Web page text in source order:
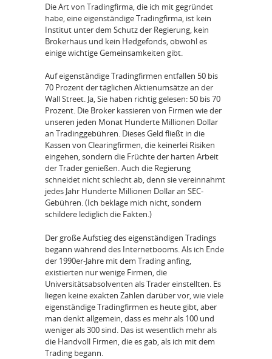
Die Art von Tradingfirma, die ich mit gegründet
habe, eine eigenständige Tradingfirma, ist kein
Institut unter dem Schutz der Regierung, kein
Brokerhaus und kein Hedgefonds, obwohl es
einige wichtige Gemeinsamkeiten gibt.
Auf eigenständige Tradingfirmen entfallen 50 bis
70 Prozent der täglichen Aktienumsätze an der
Wall Street. Ja, Sie haben richtig gelesen: 50 bis 70
Prozent. Die Broker kassieren von Firmen wie der
unseren jeden Monat Hunderte Millionen Dollar
an Tradinggebühren. Dieses Geld fließt in die
Kassen von Clearingfirmen, die keinerlei Risiken
eingehen, sondern die Früchte der harten Arbeit
der Trader genießen. Auch die Regierung
schneidet nicht schlecht ab, denn sie vereinnahmt
jedes Jahr Hunderte Millionen Dollar an SEC-
Gebühren. (Ich beklage mich nicht, sondern
schildere lediglich die Fakten.)
Der große Aufstieg des eigenständigen Tradings
begann während des Internetbooms. Als ich Ende
der 1990er-Jahre mit dem Trading anfing,
existierten nur wenige Firmen, die
Universitätsabsolventen als Trader einstellten. Es
liegen keine exakten Zahlen darüber vor, wie viele
eigenständige Tradingfirmen es heute gibt, aber
man denkt allgemein, dass es mehr als 100 und
weniger als 300 sind. Das ist wesentlich mehr als
die Handvoll Firmen, die es gab, als ich mit dem
Trading begann.